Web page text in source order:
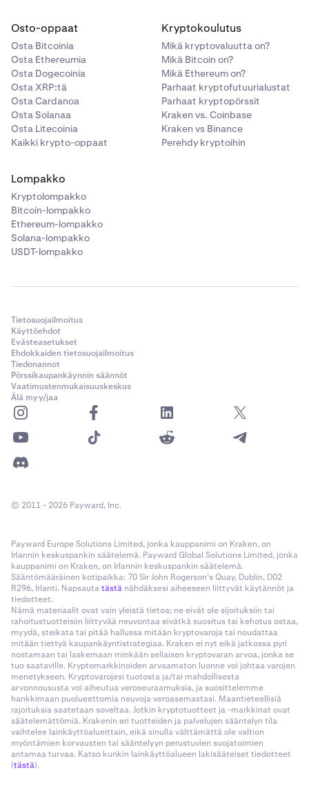
Osto-oppaat
Osta Bitcoinia
Osta Ethereumia
Osta Dogecoinia
Osta XRP:tä
Osta Cardanoa
Osta Solanaa
Osta Litecoinia
Kaikki krypto-oppaat
Kryptokoulutus
Mikä kryptovaluutta on?
Mikä Bitcoin on?
Mikä Ethereum on?
Parhaat kryptofutuurialustat
Parhaat kryptopörssit
Kraken vs. Coinbase
Kraken vs Binance
Perehdy kryptoihin
Lompakko
Kryptolompakko
Bitcoin-lompakko
Ethereum-lompakko
Solana-lompakko
USDT-lompakko
Tietosuojailmoitus
Käyttöehdot
Evästeasetukset
Ehdokkaiden tietosuojailmoitus
Tiedonannot
Pörssikaupankäynnin säännöt
Vaatimustenmukaisuuskeskus
Älä myy/jaa
© 2011 - 2026 Payward, Inc.
Payward Europe Solutions Limited, jonka kauppanimi on Kraken, on
Irlannin keskuspankin säätelemä. Payward Global Solutions Limited, jonka
kauppanimi on Kraken, on Irlannin keskuspankin säätelemä.
Sääntömääräinen kotipaikka: 70 Sir John Rogerson’s Quay, Dublin, D02
R296, Irlanti. Napsautatästä nähdäksesi aiheeseen liittyvät käytännöt ja
tiedotteet.
Nämä materiaalit ovat vain yleistä tietoa; ne eivät ole sijoituksiin tai
rahoitustuotteisiin liittyvää neuvontaa eivätkä suositus tai kehotus ostaa,
myydä, steikata tai pitää hallussa mitään kryptovaroja tai noudattaa
mitään tiettyä kaupankäyntistrategiaa. Kraken ei nyt eikä jatkossa pyri
nostamaan tai laskemaan minkään sellaisen kryptovaran arvoa, jonka se
tuo saataville. Kryptomarkkinoiden arvaamaton luonne voi johtaa varojen
menetykseen. Kryptovarojesi tuotosta ja/tai mahdollisesta
arvonnoususta voi aiheutua veroseuraamuksia, ja suosittelemme
hankkimaan puolueettomia neuvoja veroasemastasi. Maantieteellisiä
rajoituksia saatetaan soveltaa. Jotkin kryptotuotteet ja -markkinat ovat
säätelemättömiä. Krakenin eri tuotteiden ja palvelujen sääntelyn tila
vaihtelee lainkäyttöalueittain, eikä sinulla välttämättä ole valtion
myöntämien korvausten tai sääntelyyn perustuvien suojatoimien
antamaa turvaa. Katso kunkin lainkäyttöalueen lakisääteiset tiedotteet
(tästä).